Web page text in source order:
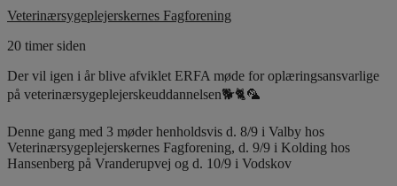
Veterinærsygeplejerskernes Fagforening
20 timer siden
Der vil igen i år blive afviklet ERFA møde for oplæringsansvarlige
på veterinærsygeplejerskeuddannelsen🐕🐈🦜
Denne gang med 3 møder henholdsvis d. 8/9 i Valby hos
Veterinærsygeplejerskernes Fagforening, d. 9/9 i Kolding hos
Hansenberg på Vranderupvej og d. 10/9 i Vodskov